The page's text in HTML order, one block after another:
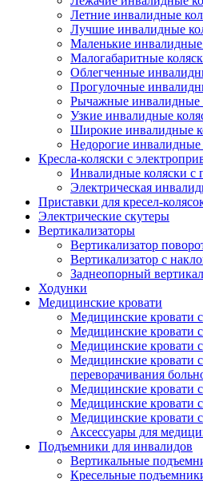
Летние инвалидные
Лучшие инвалидные
Маленькие инвалидные
Малогабаритные
Облегченные
Прогулочные
Рычажные инвалидные
Узкие инвалидные
Широкие инвалидные
Недорогие инвалидные
Кресла-коляски с
Инвалидные коляски с
Электрическая
Приставки для кресел-
Электрические скутеры
Вертикализаторы
Вертикализатор
Вертикализатор с
Заднеопорный
Ходунки
Медицинские кровати
Медицинские кровати
Медицинские кровати
Медицинские кровати
Медицинские кровати
переворачивания
Медицинские кровати
Медицинские кровати
Медицинские кровати
Аксессуары для
Подъемники для инвалидов
Вертикальные
Кресельные